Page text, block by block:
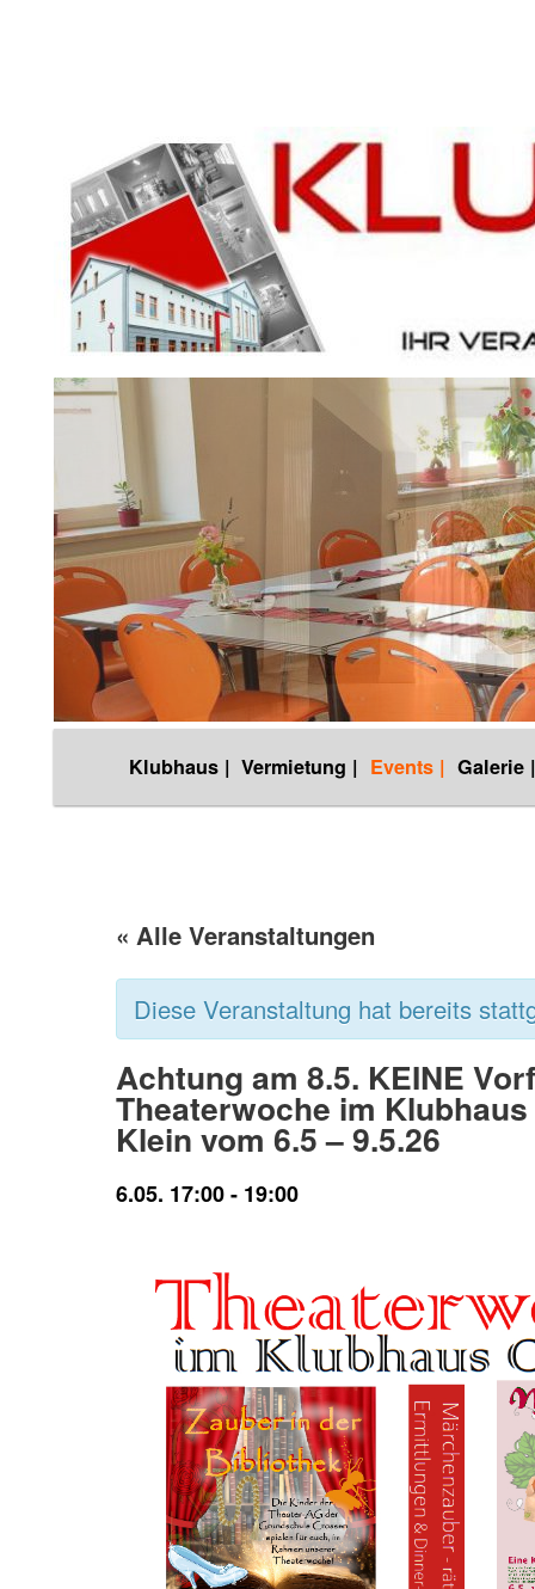
Zum
wechseln
Klubhaus | Vermietung | Events | Galerie |
« Alle Veranstaltungen
Diese Veranstaltung hat bereits
Achtung am 8.5. KEINE
Theaterwoche im
Klein vom 6.5 – 9.5.26
6.05. 17:00- 19:00